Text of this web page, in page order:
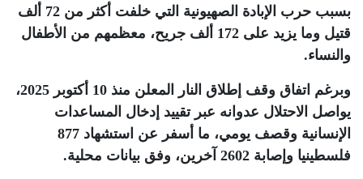
بسبب حرب الإبادة الصهيونية التي خلفت أكثر من 72 ألف
قتيل وما يزيد على 172 ألف جريح، معظمهم من الأطفال
والنساء.
وبرغم اتفاق وقف إطلاق النار المعلن منذ 10 أكتوبر 2025،
يواصل الاحتلال عدوانه عبر تقييد إدخال المساعدات
الإنسانية وقصف يومي، ما أسفر عن استشهاد 877
فلسطينيا وإصابة 2602 آخرين، وفق بيانات محلية
.